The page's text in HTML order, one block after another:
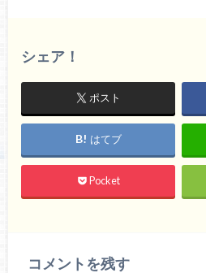
シェア！
ポスト
はてブ
Pocket
コメントを残す